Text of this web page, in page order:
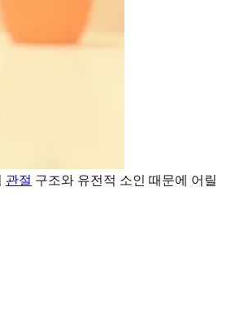
관절 구조와 유전적 소인 때문에 어릴